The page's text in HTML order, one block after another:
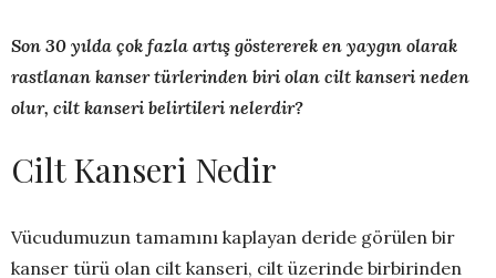
Son 30 yılda çok fazla artış göstererek en yaygın olarak
rastlanan kanser türlerinden biri olan cilt kanseri neden
olur, cilt kanseri belirtileri nelerdir?
Cilt Kanseri Nedir
Vücudumuzun tamamını kaplayan deride görülen bir
kanser türü olan cilt kanseri, cilt üzerinde birbirinden